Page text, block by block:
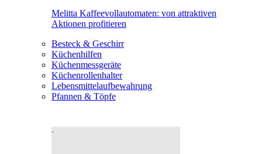
Melitta Kaffeevollautomaten: von attraktiven
Aktionen profitieren
Besteck & Geschirr
Küchenhilfen
Küchenmessgeräte
Küchenrollenhalter
Lebensmittelaufbewahrung
Pfannen & Töpfe